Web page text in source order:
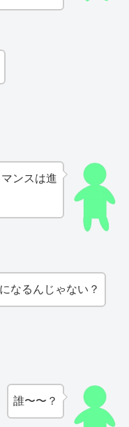
ンスは進
なるんじゃない？
誰〜〜？